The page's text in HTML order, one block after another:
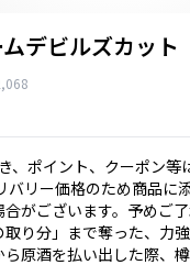
デビルズカット
、ポイント、クーポン等
リー価格のため商品に
がございます。予めご
取り分」まで奪った、力
原酒を払い出した際、